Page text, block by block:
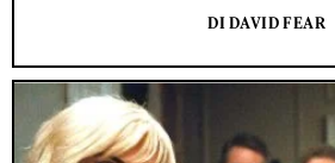
DI DAVID FEAR